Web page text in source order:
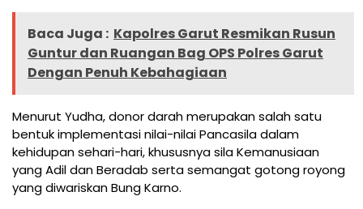
Baca Juga : Kapolres Garut Resmikan Rusun
Guntur dan Ruangan Bag OPS Polres Garut
Dengan Penuh Kebahagiaan
Menurut Yudha, donor darah merupakan salah satu
bentuk implementasi nilai-nilai Pancasila dalam
kehidupan sehari-hari, khususnya sila Kemanusiaan
yang Adil dan Beradab serta semangat gotong royong
yang diwariskan Bung Karno.